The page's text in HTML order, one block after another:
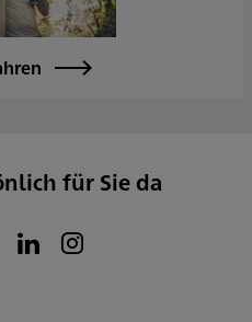
für Sie da